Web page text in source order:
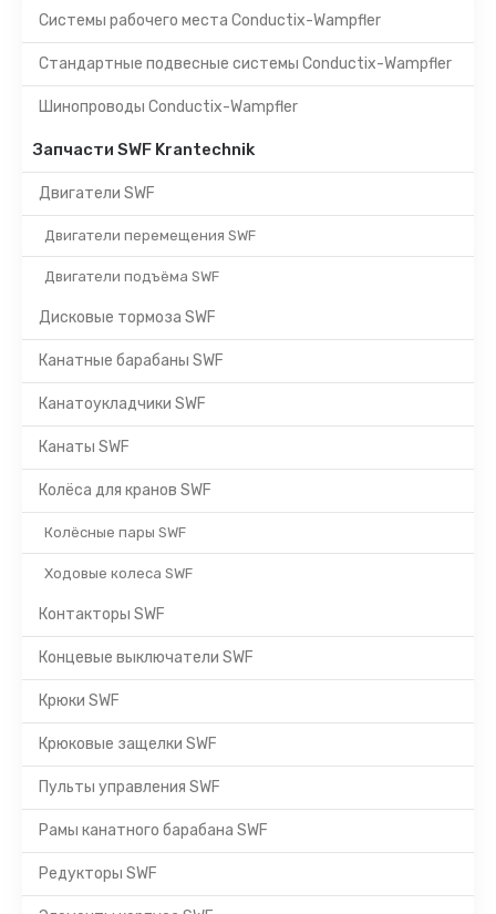
Системы рабочего места Conductix-Wampfler
Стандартные подвесные системы Conductix-Wampfler
Шинопроводы Conductix-Wampfler
Запчасти SWF Krantechnik
Двигатели SWF
Двигатели перемещения SWF
Двигатели подъёма SWF
Дисковые тормоза SWF
Канатные барабаны SWF
Канатоукладчики SWF
Канаты SWF
Колёса для кранов SWF
Колёсные пары SWF
Ходовые колеса SWF
Контакторы SWF
Концевые выключатели SWF
Крюки SWF
Крюковые защелки SWF
Пульты управления SWF
Рамы канатного барабана SWF
Редукторы SWF